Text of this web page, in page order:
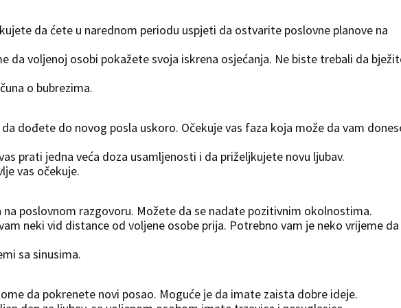
da ćete u narednom periodu uspjeti da ostvarite poslovne planove na
da voljenoj osobi pokažete svoja iskrena osjećanja. Ne biste trebali da
o bubrezima.
da dođete do novog posla uskoro. Očekuje vas faza koja može da vam
prati jedna veća doza usamljenosti i da priželjkujete novu ljubav.
vas očekuje.
na poslovnom razgovoru. Možete da se nadate pozitivnim okolnostima.
neki vid distance od voljene osobe prija. Potrebno vam je neko vrijeme da
sa sinusima.
da pokrenete novi posao. Moguće je da imate zaista dobre ideje.